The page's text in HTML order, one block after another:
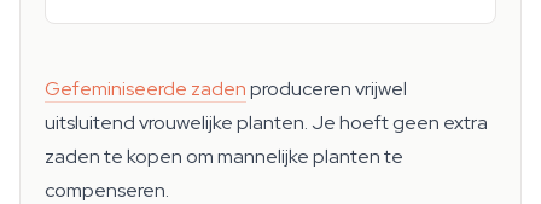
Gefeminiseerde zadenproduceren vrijwel
uitsluitend vrouwelijke planten. Je hoeft geen extra
zaden te kopen om mannelijke planten te
compenseren.